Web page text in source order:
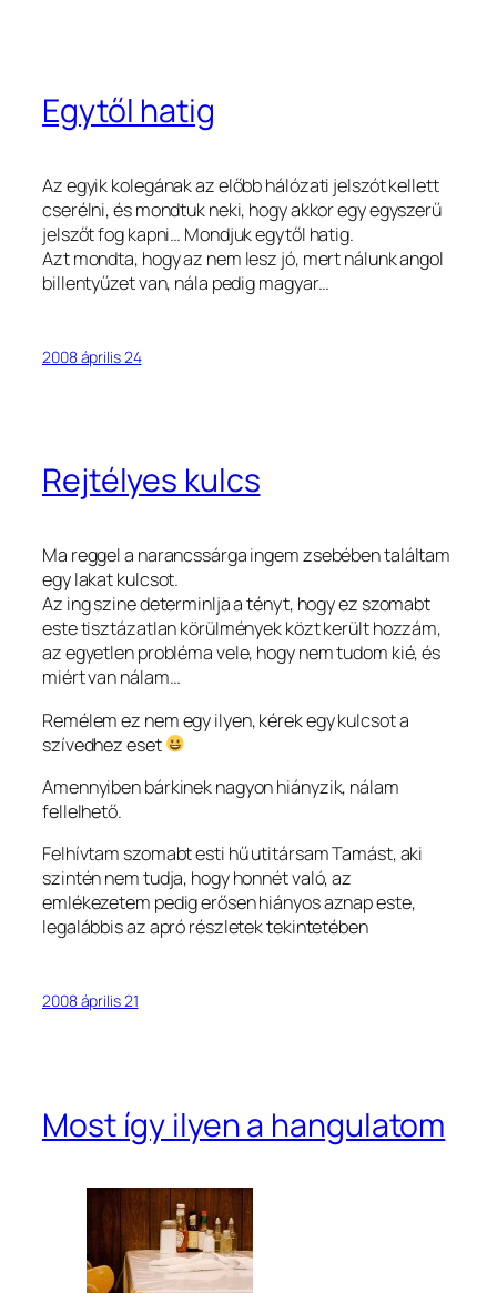
Egytől hatig
Az egyik kolegának az előbb hálózati jelszót kellett
cserélni, és mondtuk neki, hogy akkor egy egyszerű
jelszőt fog kapni… Mondjuk egytől hatig.
Azt mondta, hogy az nem lesz jó, mert nálunk angol
billentyűzet van, nála pedig magyar…
2008 április 24
Rejtélyes kulcs
Ma reggel a narancssárga ingem zsebében találtam
egy lakat kulcsot.
Az ing szine determinlja a tényt, hogy ez szomabt
este tisztázatlan körülmények közt került hozzám,
az egyetlen probléma vele, hogy nem tudom kié, és
miért van nálam…
Remélem ez nem egy ilyen, kérek egy kulcsot a
szívedhez eset
Amennyiben bárkinek nagyon hiányzik, nálam
fellelhető.
Felhívtam szomabt esti hű utitársam Tamást, aki
szintén nem tudja, hogy honnét való, az
emlékezetem pedig erősen hiányos aznap este,
legalábbis az apró részletek tekintetében
2008 április 21
Most így ilyen a hangulatom